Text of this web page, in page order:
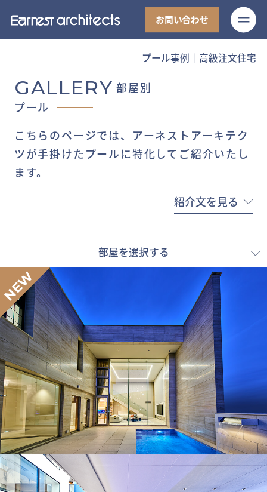
お問い合わせ
プール事例│高級注文住宅
GALLERY 部屋別
プール
こちらのページでは、アーネストアーキテク
ツが手掛けたプールに特化してご紹介いたし
ます。
紹介文を見る
部屋を選択する
No.027 プール